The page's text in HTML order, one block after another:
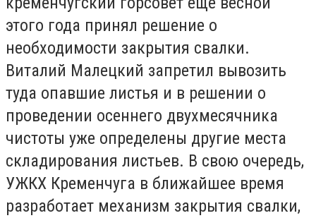
этого года принял решение о
необходимости закрытия свалки.
Виталий Малецкий запретил вывозить
туда опавшие листья и в решении о
проведении осеннего двухмесячника
чистоты уже определены другие места
складирования листьев. В свою очередь,
УЖКХ Кременчуга в ближайшее время
разработает механизм закрытия свалки,